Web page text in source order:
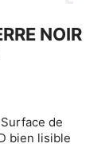
NOIR
de
bien lisible